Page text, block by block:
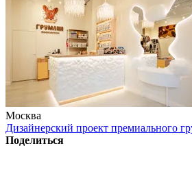
Москва
Дизайнерский проект премиального
Поделиться